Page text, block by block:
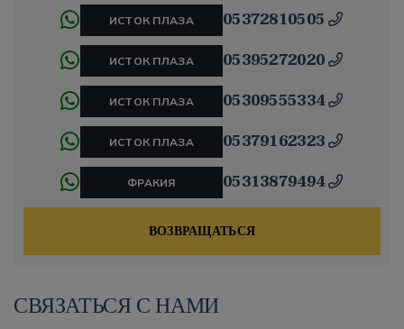
ИСТОК ПЛАЗА 05372810505
ИСТОК ПЛАЗА 05395272020
ИСТОК ПЛАЗА 05309555334
ИСТОК ПЛАЗА 05379162323
ФРАКИЯ 05313879494
ВОЗВРАЩАТЬСЯ
СВЯЗАТЬСЯ С НАМИ